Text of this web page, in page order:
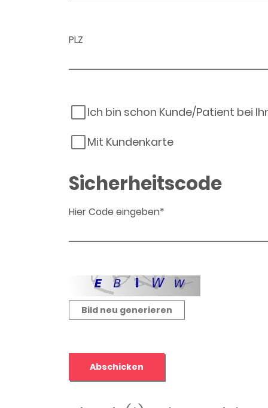
PLZ
Ich bin schon Kunde/Patient bei
Mit Kundenkarte
Sicherheitscode
Hier Code eingeben*